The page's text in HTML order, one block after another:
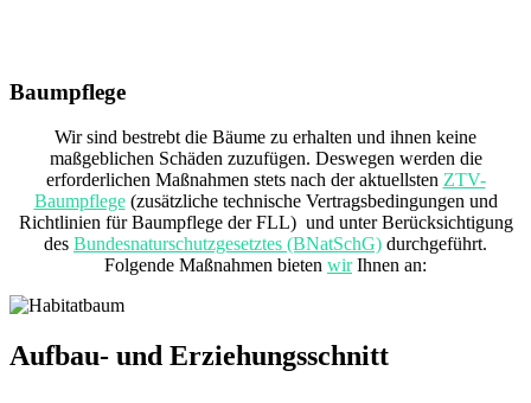
Baumpflege
Wir sind bestrebt die Bäume zu erhalten und ihnen keine
maßgeblichen Schäden zuzufügen. Deswegen werden die
erforderlichen Maßnahmen stets nach der aktuellsten ZTV-
Baumpflege(zusätzliche technische Vertragsbedingungen und
Richtlinien für Baumpflege der FLL) und unter Berücksichtigung
des Bundesnaturschutzgesetztes (BNatSchG) durchgeführt.
Folgende Maßnahmen bieten wirIhnen an:
Aufbau- und Erziehungsschnitt